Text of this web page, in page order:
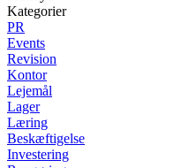
Kategorier
PR
Events
Revision
Kontor
Lejemål
Lager
Læring
Beskæftigelse
Investering